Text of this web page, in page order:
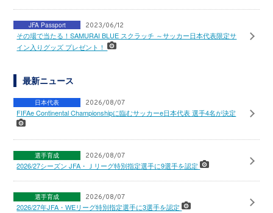
JFA Passport 2023/06/12
その場で当たる！SAMURAI BLUE スクラッチ ～サッカー日本代表限定サ
イン入りグッズ プレゼント！
最新ニュース
日本代表 2026/08/07
FIFAe Continental Championshipに臨むサッカーe日本代表 選手4名が決定
選手育成 2026/08/07
2026/27シーズン JFA・Ｊリーグ特別指定選手に9選手を認定
選手育成 2026/08/07
2026/27年JFA・WEリーグ特別指定選手に3選手を認定